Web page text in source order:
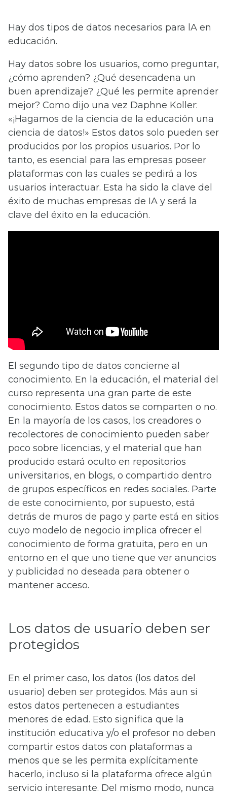
Hay dos tipos de datos necesarios para lA en
educación.
Hay datos sobre los usuarios, como preguntar,
¿cómo aprenden? ¿Qué desencadena un
buen aprendizaje? ¿Qué les permite aprender
mejor? Como dijo una vez Daphne Koller:
«¡Hagamos de la ciencia de la educación una
ciencia de datos!» Estos datos solo pueden ser
producidos por los propios usuarios. Por lo
tanto, es esencial para las empresas poseer
plataformas con las cuales se pedirá a los
usuarios interactuar. Esta ha sido la clave del
éxito de muchas empresas de IA y será la
clave del éxito en la educación.
El segundo tipo de datos concierne al
conocimiento. En la educación, el material del
curso representa una gran parte de este
conocimiento. Estos datos se comparten o no.
En la mayoría de los casos, los creadores o
recolectores de conocimiento pueden saber
poco sobre licencias, y el material que han
producido estará oculto en repositorios
universitarios, en blogs, o compartido dentro
de grupos específicos en redes sociales. Parte
de este conocimiento, por supuesto, está
detrás de muros de pago y parte está en sitios
cuyo modelo de negocio implica ofrecer el
conocimiento de forma gratuita, pero en un
entorno en el que uno tiene que ver anuncios
y publicidad no deseada para obtener o
mantener acceso.
Los datos de usuario deben ser
protegidos
En el primer caso, los datos (los datos del
usuario) deben ser protegidos. Más aun si
estos datos pertenecen a estudiantes
menores de edad. Esto significa que la
institución educativa y/o el profesor no deben
compartir estos datos con plataformas a
menos que se les permita explícitamente
hacerlo, incluso si la plataforma ofrece algún
servicio interesante. Del mismo modo, nunca